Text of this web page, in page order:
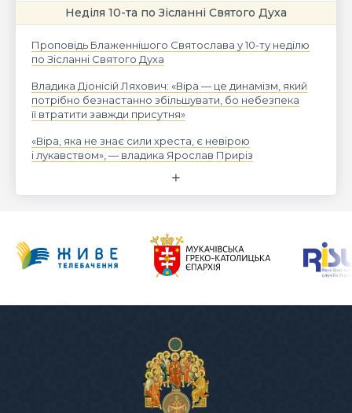
Неділя 10-та по Зісланні Святого Духа
Проповідь Блаженнішого Святослава у 10-ту неділю
по Зісланні Святого Духа
Владика Діонісій Ляхович: «Віра — це динамізм, який
потрібно безнастанно збільшувати, бо небезпека
її втратити завжди присутня»
«Віра, яка не знає сили хреста, є невірою
і лукавством», — владика Ярослав Приріз